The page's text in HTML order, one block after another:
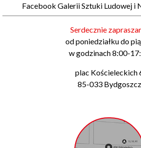
Facebook Galerii Sztuki Ludowej i
Serdecznie
od poniedziałku do
w godzinach 8:00-
plac Kościeleckich
85-033 Bydgoszcz